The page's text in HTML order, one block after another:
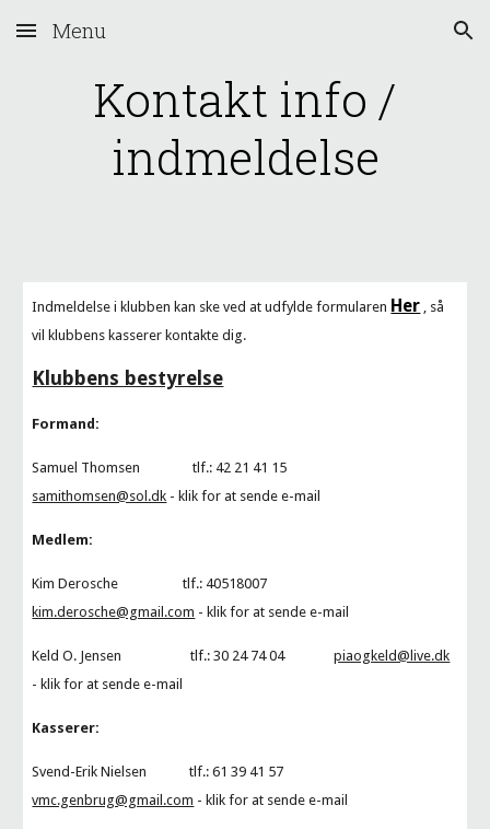
Skip to main content Skip to navigation
Menu
Kontakt info /
indmeldelse
Indmeldelse i klubben kan ske ved at udfylde formularen Her , så
vil klubbens kasserer kontakte dig.
Klubbens bestyrelse
Formand:
Samuel Thomsen tlf.: 42 21 41 15
samithomsen@sol.dk - klik for at sende e-mail
Medlem:
Kim Derosche tlf.: 40518007
kim.derosche@gmail.com - klik for at sende e-mail
Keld O. Jensen tlf.:30 24 74 04
piaogkeld@live.dk
- klik for at sende e-mail
Kasserer:
Svend-Erik Nielsen tlf.: 61 39 41 57
vmc.genbrug@gmail.com - klik for at sende e-mail